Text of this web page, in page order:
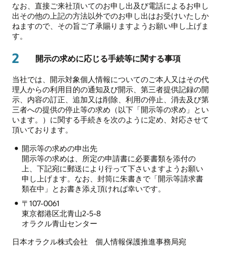
なお、直接ご来社頂いてのお申し出及び電話によるお申し
出その他の上記の方法以外でのお申し出はお受けいたしか
ねますので、その旨ご了承賜りますようお願い申し上げま
す。
2 開示の求めに応じる手続等に関する事項
当社では、開示対象個人情報についてのご本人又はその代
理人からの利用目的の通知及び開示、第三者提供記録の開
示、内容の訂正、追加又は削除、利用の停止、消去及び第
三者への提供の停止等の求め（以下「開示等の求め」とい
います。）に関する手続きを次のように定め、対応させて
頂いております。
開示等の求めの申出先
開示等の求めは、所定の申請書に必要書類を添付の
上、下記宛に郵送により行って下さいますようお願い
申し上げます。なお、封筒に朱書きで「開示等請求書
類在中」とお書き添え頂ければ幸いです。
〒107-0061
東京都港区北青山2-5-8
オラクル青山センター
日本オラクル株式会社 個人情報保護推進事務局宛